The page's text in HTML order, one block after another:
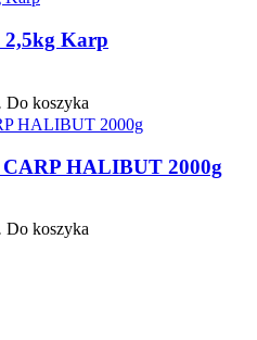
2,5kg Karp
Do koszyka
HALIBUT 2000g
Do koszyka